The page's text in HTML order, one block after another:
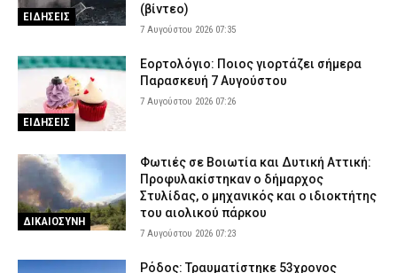
ΕΙΔΗΣΕΙΣ
(βίντεο)
7 Αυγούστου 2026 07:35
ΕΙΔΗΣΕΙΣ
Εορτολόγιο: Ποιος γιορτάζει σήμερα
Παρασκευή 7 Αυγούστου
7 Αυγούστου 2026 07:26
ΔΙΚΑΙΟΣΥΝΗ
Φωτιές σε Βοιωτία και Δυτική Αττική:
Προφυλακίστηκαν ο δήμαρχος
Στυλίδας, ο μηχανικός και ο ιδιοκτήτης
του αιολικού πάρκου
7 Αυγούστου 2026 07:23
Ρόδος: Τραυματίστηκε 53χρονος